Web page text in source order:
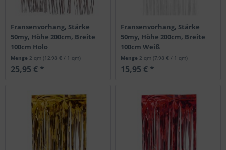
Fransenvorhang, Stärke
50my, Höhe 200cm, Breite
100cm Holo
Menge 2 qm(12,98 € / 1 qm)
25,95 € *
Fransenvorhang, Stärke
50my, Höhe 200cm, Breite
100cm Weiß
Menge 2 qm(7,98 € / 1 qm)
15,95 € *